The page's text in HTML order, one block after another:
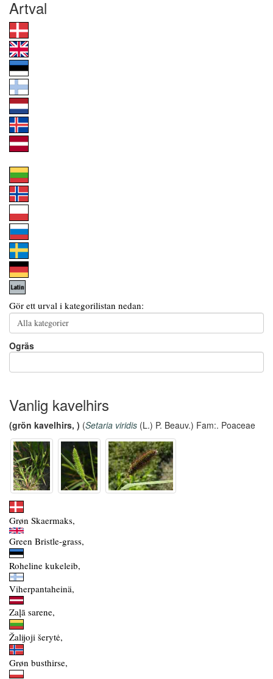
Artval
Gör ett urval i kategorilistan nedan:
Ogräs
Vanlig kavelhirs
(grön kavelhirs, ) (Setaria viridis (L.) P. Beauv.) Fam:. Poaceae
Grøn Skaermaks,
Green Bristle-grass,
Roheline kukeleib,
Viherpantaheinä,
Zaļā sarene,
Žalijoji šerytė,
Grøn busthirse,